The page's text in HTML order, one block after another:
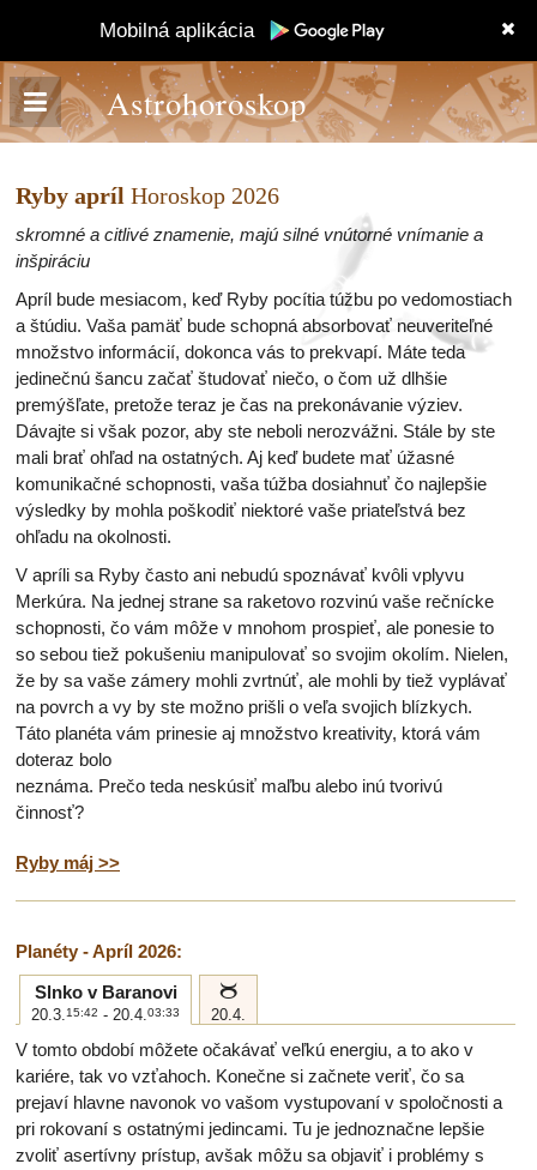
Mobilná aplikácia
Astrohoroskop
Ryby apríl Horoskop 2026
skromné a citlivé znamenie, majú silné vnútorné vnímanie a
inšpiráciu
Apríl bude mesiacom, keď Ryby pocítia túžbu po vedomostiach
a štúdiu. Vaša pamäť bude schopná absorbovať neuveriteľné
množstvo informácií, dokonca vás to prekvapí. Máte teda
jedinečnú šancu začať študovať niečo, o čom už dlhšie
premýšľate, pretože teraz je čas na prekonávanie výziev.
Dávajte si však pozor, aby ste neboli nerozvážni. Stále by ste
mali brať ohľad na ostatných. Aj keď budete mať úžasné
komunikačné schopnosti, vaša túžba dosiahnuť čo najlepšie
výsledky by mohla poškodiť niektoré vaše priateľstvá bez
ohľadu na okolnosti.
V apríli sa Ryby často ani nebudú spoznávať kvôli vplyvu
Merkúra. Na jednej strane sa raketovo rozvinú vaše rečnícke
schopnosti, čo vám môže v mnohom prospieť, ale ponesie to
so sebou tiež pokušeniu manipulovať so svojim okolím. Nielen,
že by sa vaše zámery mohli zvrtnúť, ale mohli by tiež vyplávať
na povrch a vy by ste možno prišli o veľa svojich blízkych.
Táto planéta vám prinesie aj množstvo kreativity, ktorá vám
doteraz bolo
neznáma. Prečo teda neskúsiť maľbu alebo inú tvorivú
činnosť?
Ryby máj >>
Planéty - Apríl 2026:
Slnko v Baranovi
20.3.15:42 - 20.4.03:33
b
20.4.
V tomto období môžete očakávať veľkú energiu, a to ako v
kariére, tak vo vzťahoch. Konečne si začnete veriť, čo sa
prejaví hlavne navonok vo vašom vystupovaní v spoločnosti a
pri rokovaní s ostatnými jedincami. Tu je jednoznačne lepšie
zvoliť asertívny prístup, avšak môžu sa objaviť i problémy s